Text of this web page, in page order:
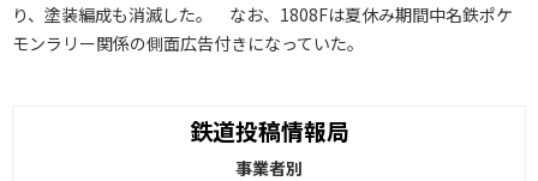
り、塗装編成も消滅した。 なお、1808Fは夏休み期間中名鉄ポケ
モンラリー関係の側面広告付きになっていた。
鉄道投稿情報局
事業者別